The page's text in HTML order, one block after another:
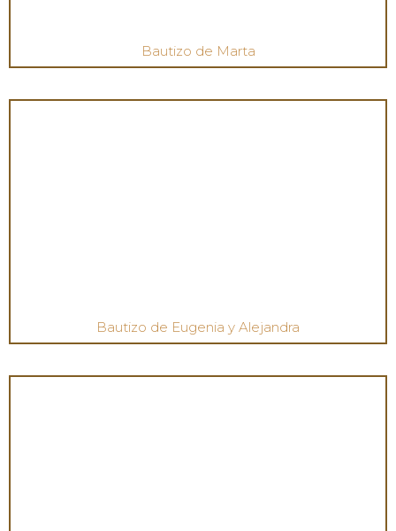
Bautizo de Marta
Bautizo de Eugenia y Alejandra